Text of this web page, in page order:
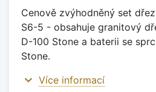
Cenově zvýhodněný set
S6-5 - obsahuje granitový
D-100 Stone a baterii se
Stone.
expand_more Více informací